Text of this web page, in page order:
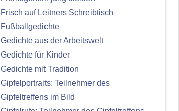
Frisch auf Leitners Schreibtisch
Fußballgedichte
Gedichte aus der Arbeitswelt
Gedichte für Kinder
Gedichte mit Tradition
Gipfelportraits: Teilnehmer des
Gipfeltreffens im Bild